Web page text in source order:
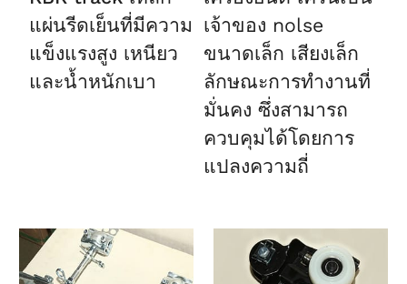
แผ่นรีดเย็นที่มีความ
แข็งแรงสูง เหนียว
และน้ำหนักเบา
เจ้าของ nolse
ขนาดเล็ก เสียงเล็ก
ลักษณะการทำงานที่
มั่นคง ซึ่งสามารถ
ควบคุมได้โดยการ
แปลงความถี่